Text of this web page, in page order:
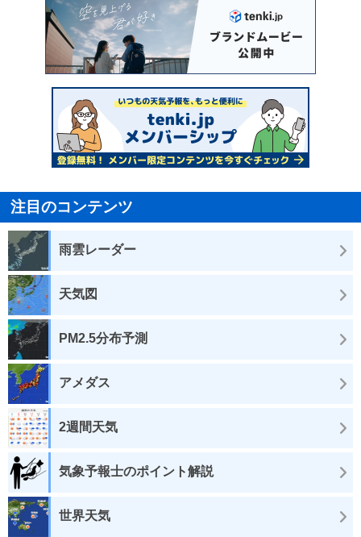
注目のコンテンツ
雨雲レーダー
天気図
PM2.5分布予測
アメダス
2週間天気
気象予報士のポイント解説
世界天気